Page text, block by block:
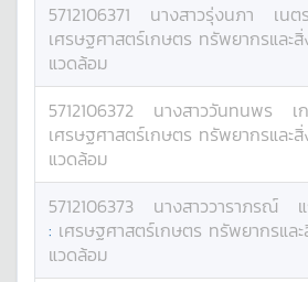
5712106371 นางสาวรุ่งนภา เนต
เศรษฐศาสตร์เกษตร ทรัพยากรและ
แวดล้อม
5712106372 นางสาววันทนพร เ
เศรษฐศาสตร์เกษตร ทรัพยากรและ
แวดล้อม
5712106373 นางสาววาราภรณ์
: เศรษฐศาสตร์เกษตร ทรัพยากรแล
แวดล้อม